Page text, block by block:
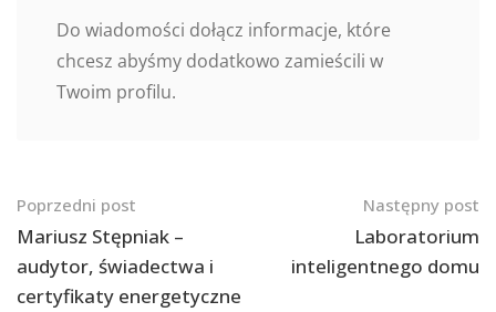
Do wiadomości dołącz informacje, które
chcesz abyśmy dodatkowo zamieścili w
Twoim profilu.
Nawigacja
po
postach
Poprzedni post
Mariusz Stępniak –
audytor, świadectwa i
certyfikaty energetyczne
Następny post
Laboratorium
inteligentnego domu